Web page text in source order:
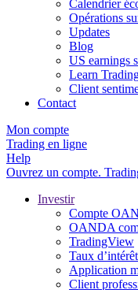
Calendrier
Opérations
Updates
Blog
US earnings
Learn
Client
Contact
Mon compte
Trading en ligne
Help
Ouvrez un compte.
Investir
Compte
OANDA
TradingView
Taux d’intérêt
Application
Client